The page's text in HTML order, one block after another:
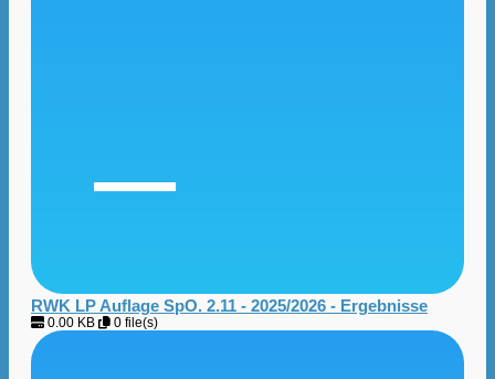
RWK LP Auflage SpO. 2.11 - 2025/2026 - Ergebnisse
0.00 KB 0 file(s)